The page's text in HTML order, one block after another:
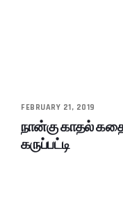
FEBRUARY 21, 2019
நான்கு காதல்
கருப்பட்டி